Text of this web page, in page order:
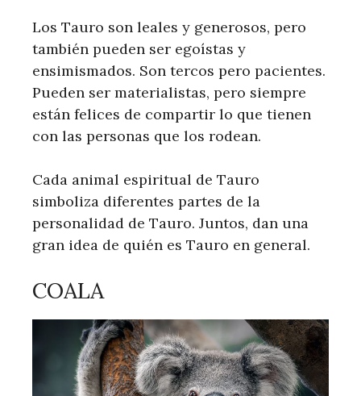
Los Tauro son leales y generosos, pero
también pueden ser egoístas y
ensimismados. Son tercos pero pacientes.
Pueden ser materialistas, pero siempre
están felices de compartir lo que tienen
con las personas que los rodean.
Cada animal espiritual de Tauro
simboliza diferentes partes de la
personalidad de Tauro. Juntos, dan una
gran idea de quién es Tauro en general.
COALA